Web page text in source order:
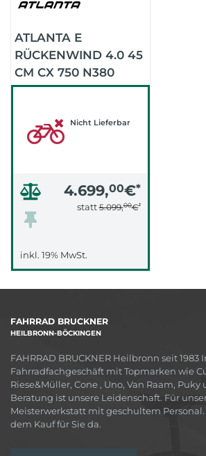
ATLANTA E
RÜCKENWIND 4.0 45
CM CX 750 N380
GATES (HELLBRAUN
Nicht Lieferbar
4.699,00€*
statt5.099,00€*
inkl. 19% MwSt.
FAHRRAD BRUCKNER
HEILBRONN-BÖCKINGEN
FAHRRAD BRUCKNER Heilbronn seit
Fahrradfachgeschäft mit Topmarken wie
Riese&Müller, Cone , Uno, Van Raam, Puky
Beratung ist unsere Leidenschaft. Für
Meisterwerkstatt mit geschultem
dem Kauf für Sie da.